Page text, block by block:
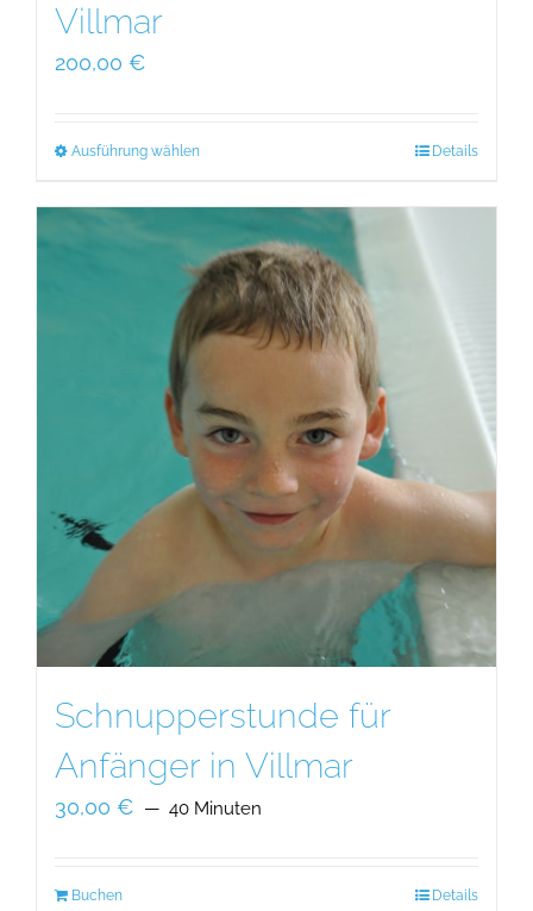
Villmar
200,00 €
Ausführung wählenDieses
mehrere
Varianten
auf.
Die
können
auf
Produktseite
gewählt
werden
Details
Schnupperstunde für
Anfänger in Villmar
30,00 € 40 Minuten
Buchen Details